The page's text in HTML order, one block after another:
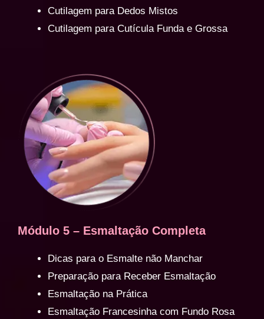
Cutilagem para Dedos Mistos
Cutilagem para Cutícula Funda e Grossa
Módulo 5 – Esmaltação Completa
Dicas para o Esmalte não Manchar
Preparação para Receber Esmaltação
Esmaltação na Prática
Esmaltação Francesinha com Fundo Rosa